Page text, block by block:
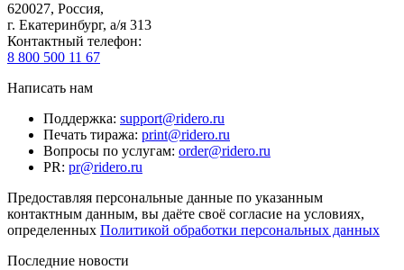
620027, Россия,
г. Екатеринбург, а/я 313
Контактный телефон:
8 800 500 11 67
Написать нам
Поддержка: support@ridero.ru
Печать тиража: print@ridero.ru
Вопросы по услугам: order@ridero.ru
PR: pr@ridero.ru
Предоставляя персональные данные по указанным
контактным данным, вы даёте своё согласие на условиях,
определенных Политикой обработки персональных данных
Последние новости